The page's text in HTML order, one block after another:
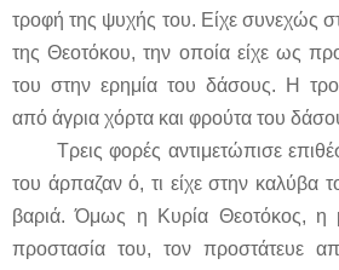
τροφή της ψυχής του. Είχε συνεχώς
της Θεοτόκου, την οποία είχε ως
του στην ερημία του δάσους. Η
από άγρια χόρτα και φρούτα του
Τρεις φορές αντιμετώπισε
του άρπαζαν ό, τι είχε στην καλύβα
βαριά. Όμως η Κυρία Θεοτόκος, η
προστασία του, τον προστάτευε